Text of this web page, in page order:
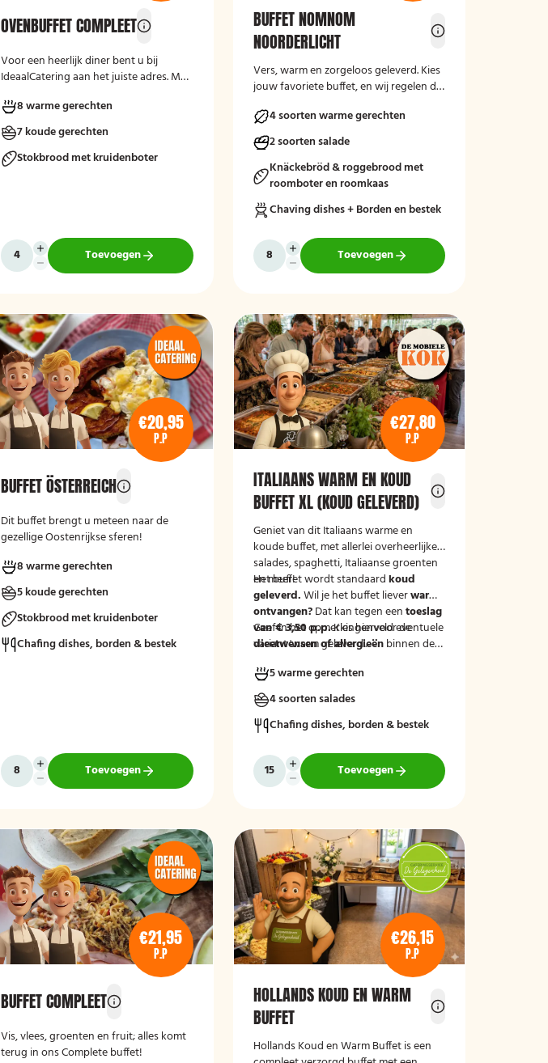
OVENBUFFET COMPLEET
Voor een heerlijk diner bent u bij
IdeaalCatering aan het juiste adres. Met
zorgen een lekkere en gevarieerde
maaltijd op tafel. Voor een intiem diner
van 5 tot twaalf personen is een
ovenbuffet Ideaal!
8 warme gerechten
7 koude gerechten
Stokbrood met kruidenboter
Toevoegen
BUFFET NOMNOM
NOORDERLICHT
Vers, warm en zorgeloos geleverd. Kies
jouw favoriete buffet, en wij regelen de
4 soorten warme gerechten
2 soorten salade
Knäckebröd & roggebrood met
roomboter en roomkaas
Chaving dishes + Borden en bestek
Toevoegen
€20,95
P.P
BUFFET ÖSTERREICH
Dit buffet brengt u meteen naar de
gezellige Oostenrijkse sferen!
8 warme gerechten
5 koude gerechten
Stokbrood met kruidenboter
Chafing dishes, borden & bestek
Toevoegen
€27,80
P.P
ITALIAANS WARM EN KOUD
BUFFET XL (KOUD GELEVERD)
Geniet van dit Italiaans warme en
koude buffet, met allerlei overheerlijke
salades, spaghetti, Italiaanse groenten
en meer!
Het buffet wordt standaardkoud
geleverd.Wil je het buffet lieverwarm
ontvangen?Dat kan tegen eentoeslag
van € 3,50 p.p.Kies hiervoor de
variant 'warm geleverd'.
Geef in het opmerkingenveld eventuele
dieetwensen of allergieënbinnen de
mee kunnen houden.
5 warme gerechten
4 soorten salades
Chafing dishes, borden & bestek
Toevoegen
€21,95
P.P
BUFFET COMPLEET
Vis, vlees, groenten en fruit; alles komt
terug in ons Complete buffet!
€26,15
P.P
HOLLANDS KOUD EN WARM
BUFFET
Hollands Koud en Warm Buffetis een